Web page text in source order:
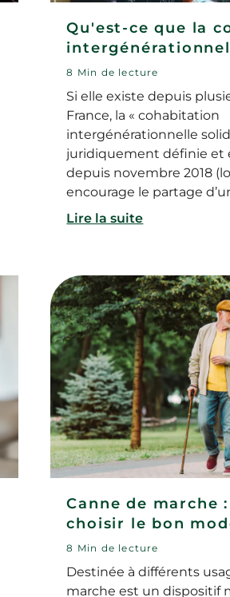
Qu'est-ce que la
8 Min de lecture
Si elle existe depuis
France, la « cohabitation
intergénérationnelle
juridiquement définie et
depuis novembre 2018
encourage le partage
entre un senior et un
renforcer le lien social. Alors qu’est-ce que
la cohabitation
exactement ? Quels
de cette solution
comment fonctionne-t-
Lire la suite
Canne de marche
choisir le bon
8 Min de lecture
Destinée à différents
marche est un dispositif